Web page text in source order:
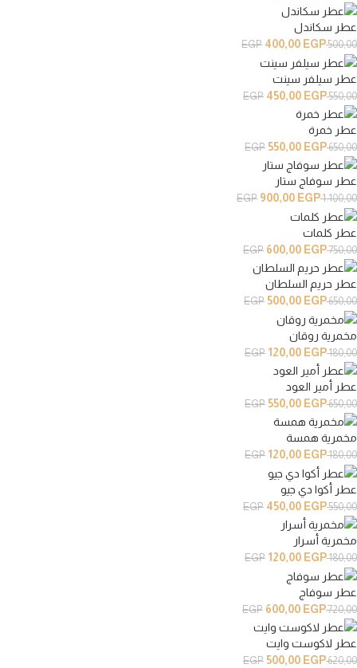
عطر سكاندل
500,00
EGP 400,00 EGP
عطر سيلفر سينت
550,00
EGP 450,00 EGP
عطر خمرة
650,00
EGP 550,00 EGP
عطر سوفاج ستار
1.100,00
EGP 900,00 EGP
عطر كلمات
750,00
EGP 600,00 EGP
عطر حريم السلطان
650,00
EGP 500,00 EGP
مخمرية روقان
180,00
EGP 120,00 EGP
عطر أمير العود
650,00
EGP 550,00 EGP
مخمرية همسة
180,00
EGP 120,00 EGP
عطر أكوا دي جيو
550,00
EGP 450,00 EGP
مخمرية أسرار
180,00
EGP 120,00 EGP
عطر سوفاج
720,00
EGP 600,00 EGP
عطر لاكوست وايت
620,00
EGP 500,00 EGP